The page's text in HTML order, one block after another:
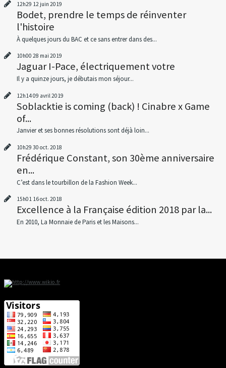
12h29 12 juin 2019
Bodet, prendre le temps de réinventer
l'histoire
À quelques jours du BAC et ce sans entrer dans des...
10h00 28 mai 2019
Jaguar I-Pace, électriquement votre
Il y a quinze jours, je débutais mon séjour...
12h1409 avril 2019
Soblacktie is coming (back) ! Cinabre x Game
of...
Janvier et ses bonnes résolutions sont déjà loin...
10h29 30 oct. 2018
Frédérique Constant, son 30ème anniversaire
en...
C’est dans le tourbillon de la Fashion Week...
15h01 16oct. 2018
Excellence à la Française édition 2018 par la...
En 2010, La Monnaie de Paris et les Maisons...